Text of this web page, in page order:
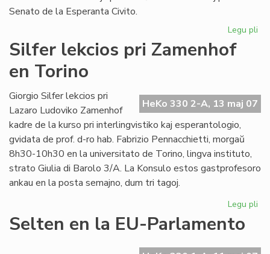
Senato de la Esperanta Civito.
Legu pli
Silfer lekcios pri Zamenhof
en Torino
HeKo 330 2-A, 13 maj 07
Giorgio Silfer lekcios pri
Lazaro Ludoviko Zamenhof
kadre de la kurso pri interlingvistiko kaj esperantologio,
gvidata de prof. d-ro hab. Fabrizio Pennacchietti, morgaŭ
8h30-10h30 en la universitato de Torino, lingva instituto,
strato Giulia di Barolo 3/A. La Konsulo estos gastprofesoro
ankau en la posta semajno, dum tri tagoj.
Legu pli
Selten en la EU-Parlamento